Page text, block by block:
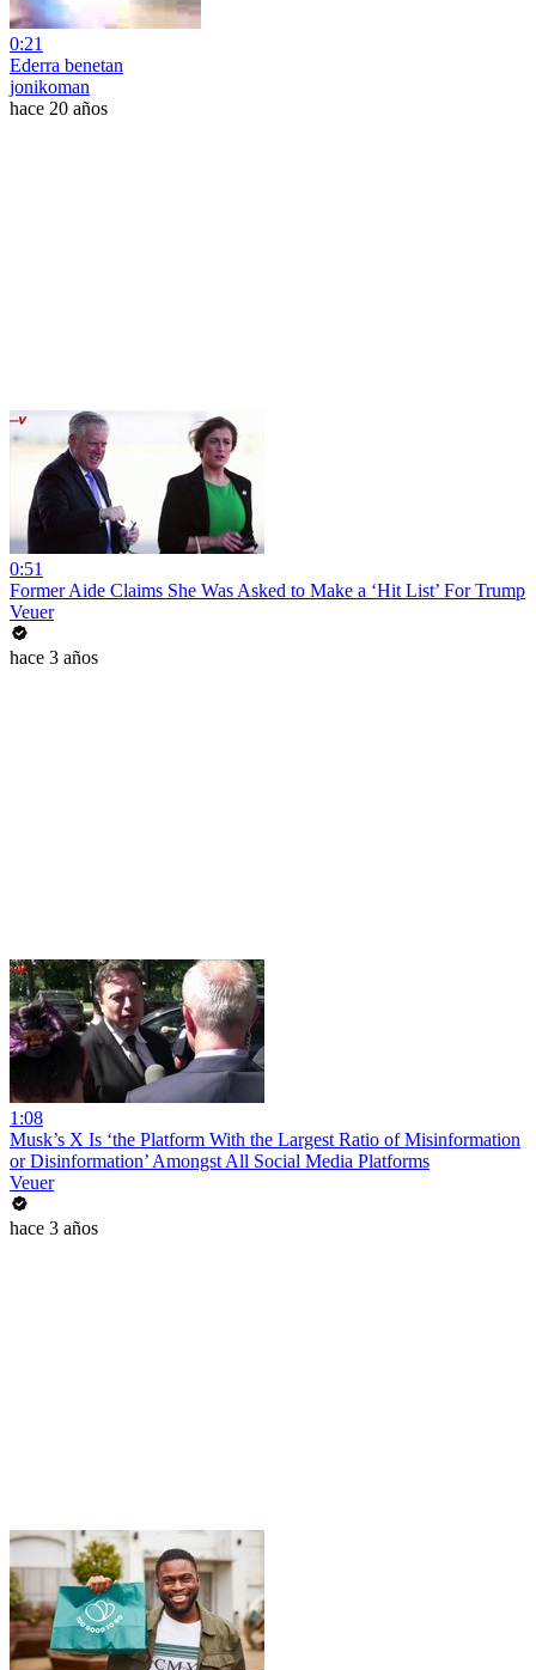
0:21
Ederra benetan
jonikoman
hace 20 años
0:51
Former Aide Claims She Was Asked to Make a ‘Hit List’ For Trump
Veuer
hace 3 años
1:08
Musk’s X Is ‘the Platform With the Largest Ratio of Misinformation
or Disinformation’ Amongst All Social Media Platforms
Veuer
hace 3 años